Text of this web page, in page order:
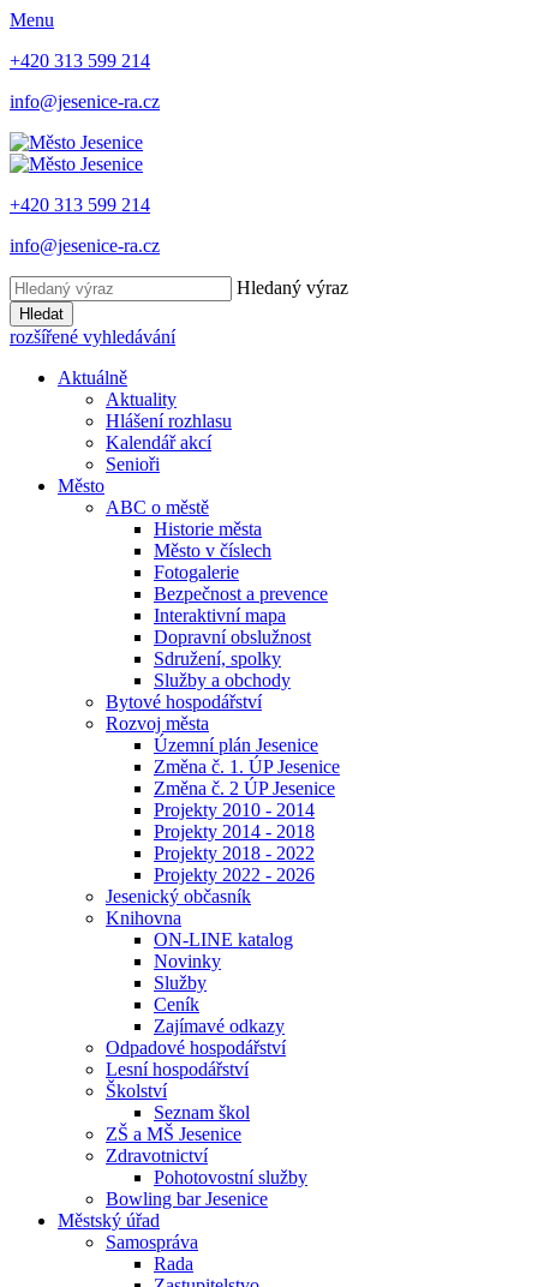
Menu
+420 313 599 214
info@jesenice-ra.cz
+420 313 599 214
info@jesenice-ra.cz
Hledaný výraz
Hledat
rozšířené vyhledávání
Aktuálně
Aktuality
Hlášení rozhlasu
Kalendář akcí
Senioři
Město
ABC o městě
Historie města
Město v číslech
Fotogalerie
Bezpečnost a prevence
Interaktivní mapa
Dopravní obslužnost
Sdružení, spolky
Služby a obchody
Bytové hospodářství
Rozvoj města
Územní plán Jesenice
Změna č. 1. ÚP Jesenice
Změna č. 2 ÚP Jesenice
Projekty 2010 - 2014
Projekty 2014 - 2018
Projekty 2018 - 2022
Projekty 2022 - 2026
Jesenický občasník
Knihovna
ON-LINE katalog
Novinky
Služby
Ceník
Zajímavé odkazy
Odpadové hospodářství
Lesní hospodářství
Školství
Seznam škol
ZŠ a MŠ Jesenice
Zdravotnictví
Pohotovostní služby
Bowling bar Jesenice
Městský úřad
Samospráva
Rada